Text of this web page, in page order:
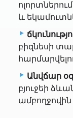
և
բիզնեսի
Անվճար
բյուջեի